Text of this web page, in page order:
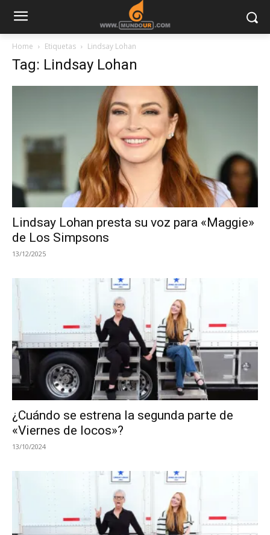
Home Etiquetas Lindsay Lohan
Tag: Lindsay Lohan
Lindsay Lohan presta su voz para «Maggie»
de Los Simpsons
13/12/2025
¿Cuándo se estrena la segunda parte de
«Viernes de locos»?
13/10/2024